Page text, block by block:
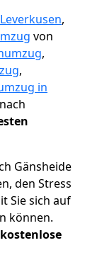
,
von
,
,
in
nach
Gänsheide
den Stress
Sie sich auf
können.
kostenlose